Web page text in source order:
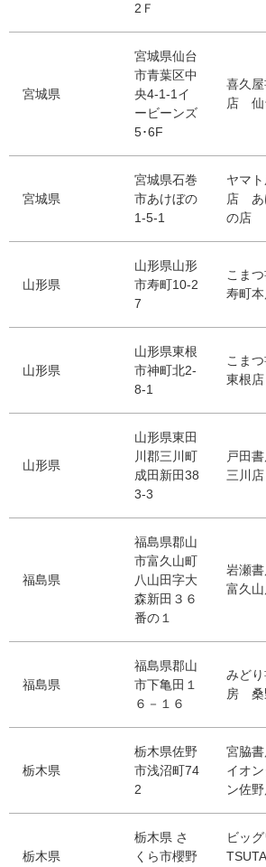
2Ｆ
宮城県
宮城県仙台
市青葉区中
央4-1-1イ
ービーンズ
5･6F
喜久
店 仙
宮城県
宮城県石巻
市あけぼの
1-5-1
ヤマ
店 あ
の店
山形県
山形県山形
市寿町10-2
7
こま
寿町
山形県
山形県東根
市神町北2-
8-1
こま
東根店
山形県
山形県東田
川郡三川町
成田新田38
3-3
戸田
三川店
福島県
福島県郡山
市富久山町
八山田字大
森新田３６
番の１
岩瀬
富久
福島県
福島県郡山
市下亀田１
６－１６
みど
房 桑
栃木県
栃木県佐野
市浅沼町74
2
宮脇
イオ
ン佐
栃木県
栃木県 さ
くら市櫻野
ビッ